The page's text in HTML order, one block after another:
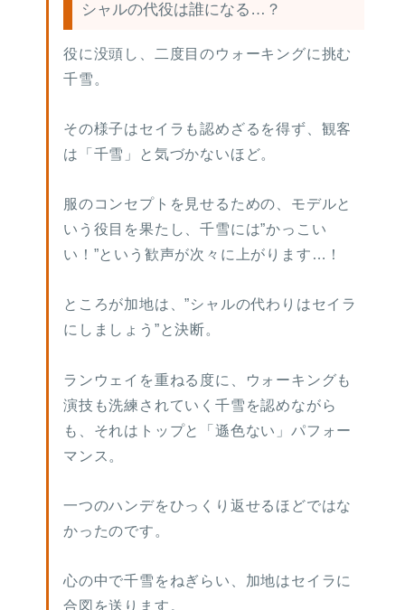
シャルの代役は誰になる…？
役に没頭し、二度目のウォーキングに挑む
千雪。
その様子はセイラも認めざるを得ず、観客
は「千雪」と気づかないほど。
服のコンセプトを見せるための、モデルと
いう役目を果たし、千雪には”かっこい
い！”という歓声が次々に上がります…！
ところが加地は、”シャルの代わりはセイラ
にしましょう”と決断。
ランウェイを重ねる度に、ウォーキングも
演技も洗練されていく千雪を認めながら
も、それはトップと「遜色ない」パフォー
マンス。
一つのハンデをひっくり返せるほどではな
かったのです。
心の中で千雪をねぎらい、加地はセイラに
合図を送ります。